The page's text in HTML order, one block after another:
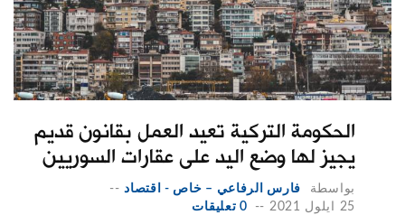
الحكومة التركية تعيد العمل بقانون قديم
يجيز لها وضع اليد على عقارات السوريين
بواسطة فارس الرفاعي – خاص - اقتصاد--
25 ايلول 2021
-- 0 تعليقات